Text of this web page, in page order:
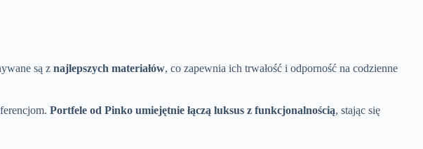
są z najlepszych materiałów, co zapewnia ich trwałość i odporność na codzienne
Portfele od Pinko umiejętnie łączą luksus z funkcjonalnością, stając się